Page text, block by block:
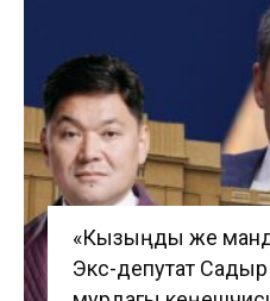
«Кызыңды же
Экс-депутат